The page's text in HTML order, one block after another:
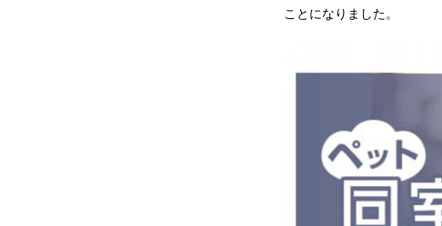
ことになりました。